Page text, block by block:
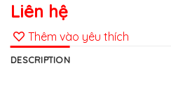
Liên hệ
Thêm vào yêu thích
DESCRIPTION